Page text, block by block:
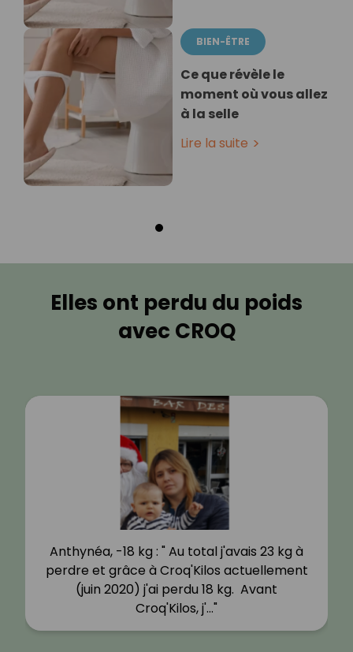
BIEN-ÊTRE
Ce que révèle le
moment où vous allez
à la selle
Lire la suite
Elles ont perdu du poids
avec CROQ
Anthynéa, -18 kg : " Au total j'avais 23 kg à
perdre et grâce à Croq'Kilos actuellement
(juin 2020) j'ai perdu 18 kg. Avant
Croq'Kilos, j'…"